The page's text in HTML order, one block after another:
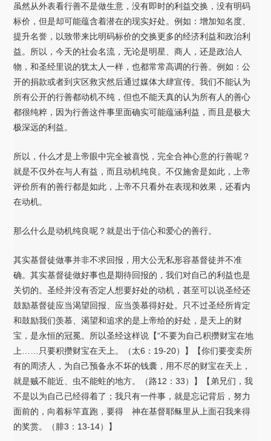
虽然从外表看行善不是做生意，没有即时的利益交换，没有明码
标价，但是却可能蕴含着潜在的现实好处。例如：增加知名度、
提升名誉，以致带来比明码标价的交换更多的经济利益和政治利
益。所以，今天的社会名流，无论是明星、商人，还是政治人
物，和圣经里说的犹太人一样，也都常常高调的行善。例如：公
开的捐款或者到灾区救灾然后通过媒体大肆宣传。我们不能认为
所有公开的行善都动机不纯，但也不能天真的认为所有人的善心
都很纯粹，因为行善这件事里面确实可能蕴涵利益，而且是极大
极深远的利益。
所以，什么才是上帝眼中完全被喜悦，完全合神心意的行善呢？
就是不仅外在与人有益，而且动机纯良。不仅施舍是如此，上帝
评价所有的善行都是如此，上帝不只看外在表现和效果，还看内
在动机。
那么什么是动机纯良呢？就是出于信心和爱心的善行。
其实基督徒做事并非不求回报，用大公无私形容基督徒并不准
确。其实基督徒做好事也是期待回报的，我们对自己的利益也是
关切的。圣经并没有否定人想要好处的动机，甚至可以说圣经还
鼓励基督徒应当渴望回报、应当羡慕得好处。只不过圣经所肯定
和鼓励我们羡慕、渴望和追求的是上帝给的好处，是天上的财
宝，是永恒的冠冕。所以圣经这样说【“不要为自己积攒财宝在地
上……只要积攒财宝在天上。（太6：19-20）】【你们要变卖所
有的周济人，为自己预备永不坏的钱囊，用不尽的财宝在天上，
就是贼不能近、虫不能蛀的地方。（路12：33）】【弟兄们，我
不是以为自己已经得着了；我只有一件事，就是忘记背后，努力
面前的，向着标竿直跑，要得 神在基督耶稣里从上面召我来得
的奖赏。（腓3：13-14）】